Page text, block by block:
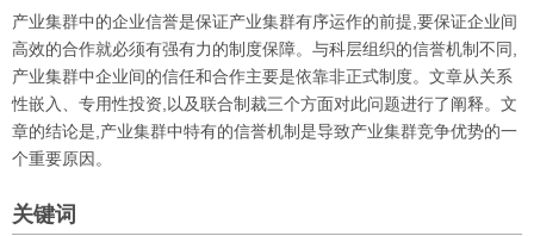
产业集群中的企业信誉是保证产业集群有序运作的前提,要保证企业间
高效的合作就必须有强有力的制度保障。与科层组织的信誉机制不同,
产业集群中企业间的信任和合作主要是依靠非正式制度。文章从关系
性嵌入、专用性投资,以及联合制裁三个方面对此问题进行了阐释。文
章的结论是,产业集群中特有的信誉机制是导致产业集群竞争优势的一
个重要原因。
关键词